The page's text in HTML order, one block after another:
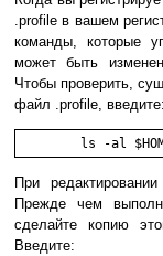
.profile в вашем
команды, которые
может быть
Чтобы проверить,
файл .profile, введите:
ls -al
При
Прежде чем
сделайте копию
Введите: